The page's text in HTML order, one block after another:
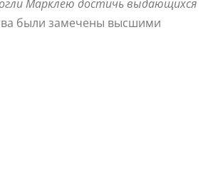
Марклею достичь выдающихся
были замечены высшими